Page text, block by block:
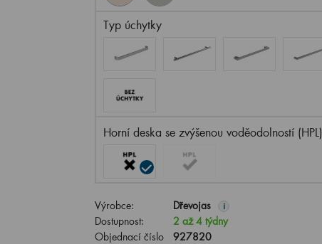
Typ úchytky
Horní deska se zvýšenou voděodolností (HPL)
Výrobce: Dřevojas i
Dostupnost:
2 až 4 týdny
Objednací číslo
927820